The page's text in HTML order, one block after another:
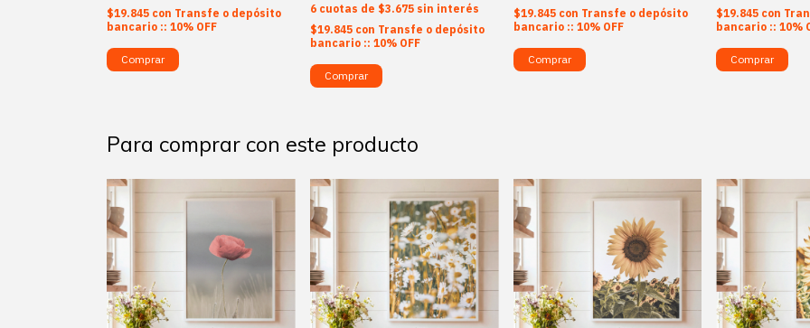
$19.845 con Transfe o depósito
bancario :: 10% OFF
Comprar
6 $3.675 sin interés
$19.845 con Transfe o depósito
bancario :: 10% OFF
Comprar
$19.845 con Transfe o depósito
bancario :: 10% OFF
Comprar
$19.845 con
bancario :: 10%
Comprar
Para comprar con este producto